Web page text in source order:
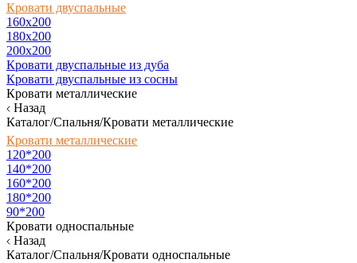
Кровати двуспальные
160х200
180x200
200x200
Кровати двуспальные из дуба
Кровати двуспальные из сосны
Кровати металлические
Назад
Каталог/Спальня/Кровати металлические
Кровати металлические
120*200
140*200
160*200
180*200
90*200
Кровати односпальные
Назад
Каталог/Спальня/Кровати односпальные